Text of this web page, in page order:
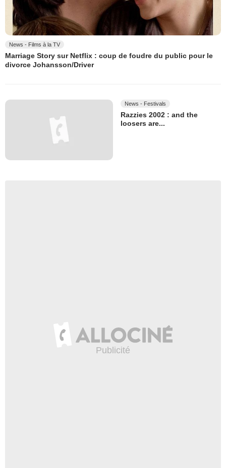
News - Films à la TV
Marriage Story sur Netflix : coup de foudre du public pour le
divorce Johansson/Driver
News - Festivals
Razzies 2002 : and the
loosers are...